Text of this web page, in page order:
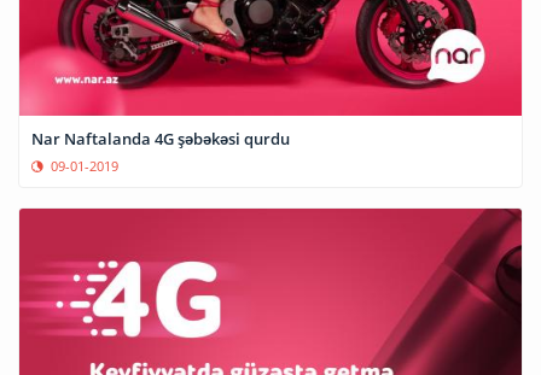
Nar Naftalanda 4G şəbəkəsi qurdu
09-01-2019